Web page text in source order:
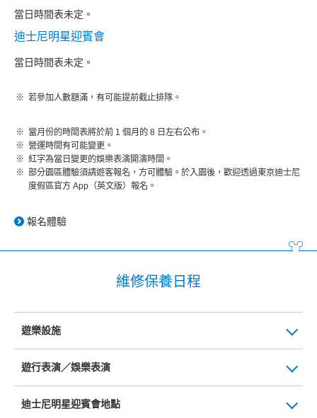
當日時間表未定。
迪士尼明星迎賓會
當日時間表未定。
若參加人數額滿，有可能提前截止排隊。
當月份的時間表將於前 1 個月的 8 日左右公布。
營運時間有可能變更。
紅字為當日變更的娛樂表演開演時間。
部分園區體驗須請遊客報名，方可體驗。於入園後，歡迎透過東京迪士尼
度假區官方 App（英文版）報名。
報名體驗
維修保養日程
遊樂設施
遊行表演／娛樂表演
迪士尼明星迎賓會地點